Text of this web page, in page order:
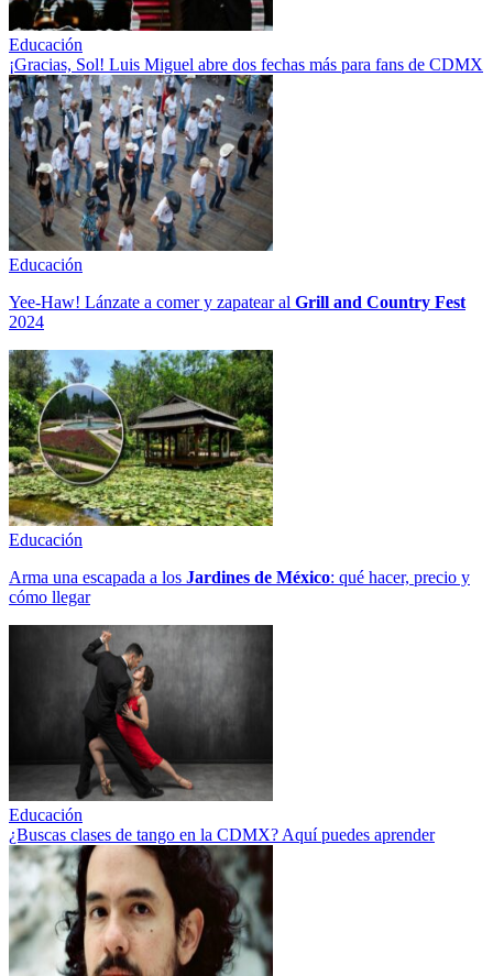
Educación
¡Gracias, Sol! Luis Miguel abre dos fechas más para fans de CDMX
Educación
Yee-Haw! Lánzate a comer y zapatear al Grill and Country Fest
2024
Educación
Arma una escapada a los Jardines de México: qué hacer, precio y
cómo llegar
Educación
¿Buscas clases de tango en la CDMX? Aquí puedes aprender